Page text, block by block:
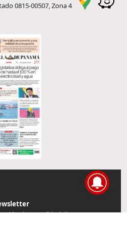
0815-00507, Zona 4
de actualidad directamente en